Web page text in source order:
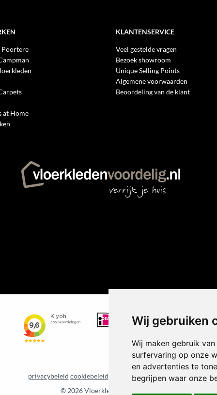
Wij gebruiken
Wij maken gebruik
surfervaring op onze
en advertenties te
begrijpen waar onze
Poortere
at Home
KLANTENSERVICE
Veel gestelde vragen
Bezoek showroom
Unique Selling Points
Algemene voorwaarden
Beoordeling van de klant
privacybeleid cookiebeleid
Update cookie voorkeuren
© 2026 Vloerkledenvoordelig.nl